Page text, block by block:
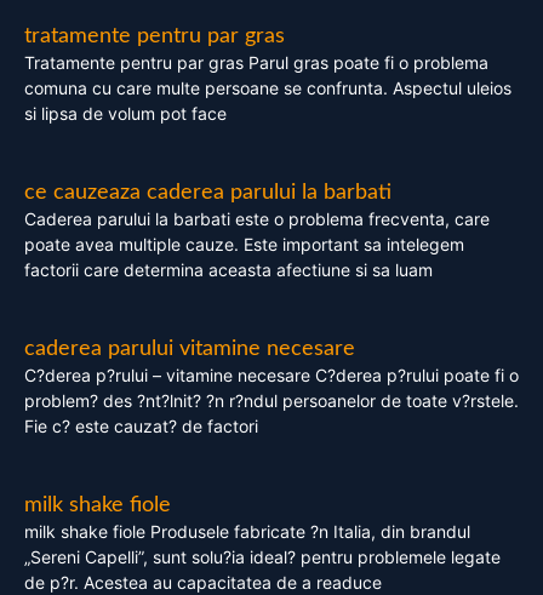
tratamente pentru par gras
Tratamente pentru par gras Parul gras poate fi o problema
comuna cu care multe persoane se confrunta. Aspectul uleios
si lipsa de volum pot face
ce cauzeaza caderea parului la barbati
Caderea parului la barbati este o problema frecventa, care
poate avea multiple cauze. Este important sa intelegem
factorii care determina aceasta afectiune si sa luam
caderea parului vitamine necesare
C?derea p?rului – vitamine necesare C?derea p?rului poate fi o
problem? des ?nt?lnit? ?n r?ndul persoanelor de toate v?rstele.
Fie c? este cauzat? de factori
milk shake fiole
milk shake fiole Produsele fabricate ?n Italia, din brandul
„Sereni Capelli”, sunt solu?ia ideal? pentru problemele legate
de p?r. Acestea au capacitatea de a readuce